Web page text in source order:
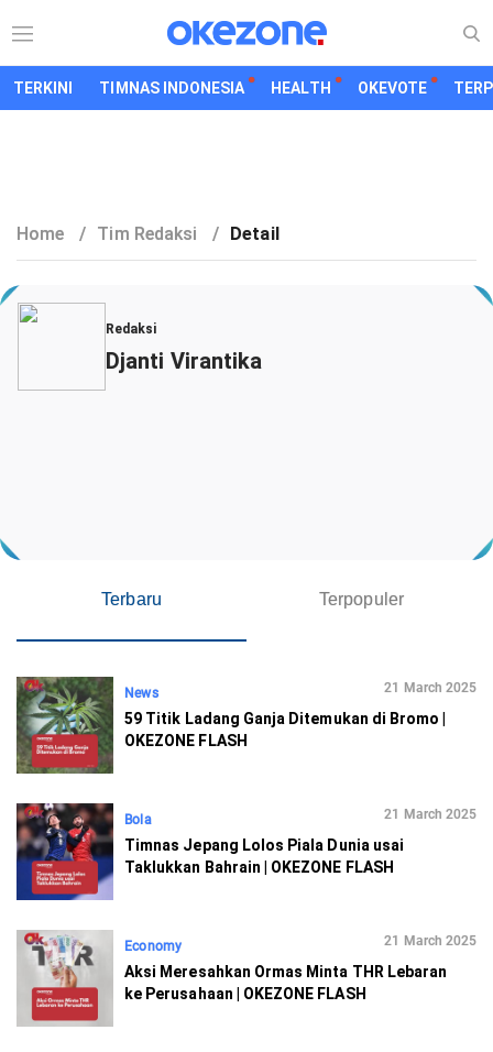
TERKINI TIMNAS INDONESIA HEALTH OKEVOTE
Home / Tim Redaksi / Detail
Redaksi
Djanti Virantika
Terbaru Terpopuler
News 21 March 2025
59 Titik Ladang Ganja Ditemukan di Bromo |
OKEZONE FLASH
Bola 21 March 2025
Timnas Jepang Lolos Piala Dunia usai
Taklukkan Bahrain | OKEZONE FLASH
Economy 21 March 2025
Aksi Meresahkan Ormas Minta THR Lebaran
ke Perusahaan | OKEZONE FLASH